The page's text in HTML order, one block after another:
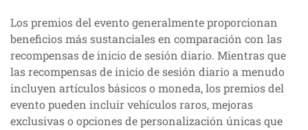
Los premios del evento generalmente proporcionan
beneficios más sustanciales en comparación con las
recompensas de inicio de sesión diario. Mientras que
las recompensas de inicio de sesión diario a menudo
incluyen artículos básicos o moneda, los premios del
evento pueden incluir vehículos raros, mejoras
exclusivas o opciones de personalización únicas que